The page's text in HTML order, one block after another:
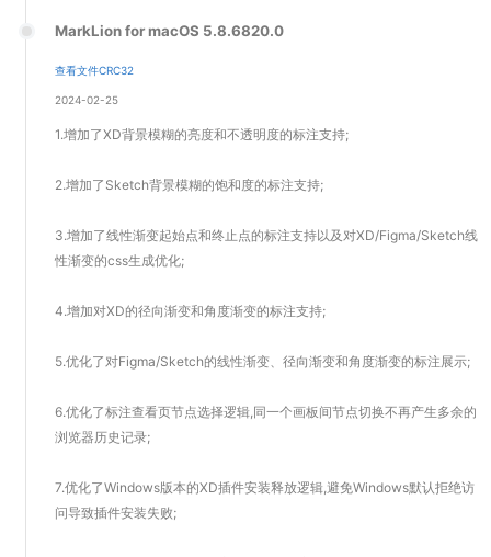
2024-02-25
查看文件CRC32
MarkLion for macOS 5.8.6820.0
1.增加了XD背景模糊的亮度和不透明度的标注支持;
2.增加了Sketch背景模糊的饱和度的标注支持;
3.增加了线性渐变起始点和终止点的标注支持以及对XD/Figma/Sketch线
性渐变的css生成优化;
4.增加对XD的径向渐变和角度渐变的标注支持;
5.优化了对Figma/Sketch的线性渐变、径向渐变和角度渐变的标注展示;
6.优化了标注查看页节点选择逻辑,同一个画板间节点切换不再产生多余的
浏览器历史记录;
7.优化了Windows版本的XD插件安装释放逻辑,避免Windows默认拒绝访
问导致插件安装失败;